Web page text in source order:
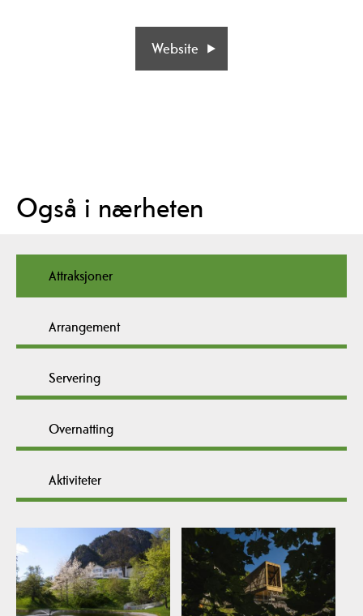
Website
Også i nærheten
Attraksjoner
Arrangement
Servering
Overnatting
Aktiviteter